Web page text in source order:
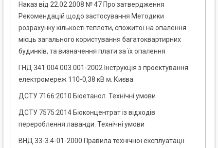
Наказ від 22.02.2008 № 47 Про затвердження
Рекомендацій щодо застосування Методики
розрахунку кількості теплоти, спожитої на опалення
місць загального користування багатоквартирних
будинків, та визначення плати за їх опалення
ГНД 341.004.003.001-2002 Інструкція з проектування
електромереж 110-0,38 кВ м. Києва
ДСТУ 7166:2010 Біоетанол. Технічні умови
ДСТУ 7575:2014 Біоконцентрат із відходів
перероблення лаванди. Технічні умови
ВНД 33-3.4-01-2000 Правила технічної експлуатації